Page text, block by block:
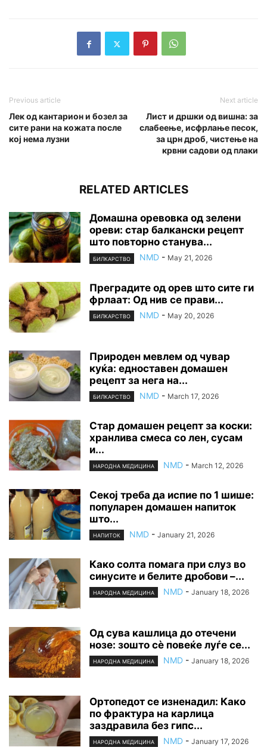
Previous article
Лек од кантарион и бозел за
сите рани на кожата после
кој нема лузни
Next article
Лист и дршки од вишна: за
слабеење, исфрлање песок,
за црн дроб, чистење на
крвни садови од плаки
RELATED ARTICLES
Домашна оревовка од зелени
ореви: стар балкански рецепт
што повторно станува...
БИЛКАРСТВО NMD - May 21, 2026
Преградите од орев што сите ги
фрлаат: Од нив се прави...
БИЛКАРСТВО NMD - May 20, 2026
Природен мевлем од чувар
куќа: едноставен домашен
рецепт за нега на...
БИЛКАРСТВО NMD - March 17, 2026
Стар домашен рецепт за коски:
хранлива смеса со лен, сусам
и...
НАРОДНА МЕДИЦИНА NMD - March 12, 2026
Секој треба да испие по 1 шише:
популарен домашен напиток
што...
НАПИТОК NMD - January 21, 2026
Како солта помага при слуз во
синусите и белите дробови –...
НАРОДНА МЕДИЦИНА NMD - January 18, 2026
Од сува кашлица до отечени
нозе: зошто сè повеќе луѓе се...
НАРОДНА МЕДИЦИНА NMD - January 18, 2026
Ортопедот се изненадил: Како
по фрактура на карлица
заздравила без гипс...
НАРОДНА МЕДИЦИНА NMD - January 17, 2026